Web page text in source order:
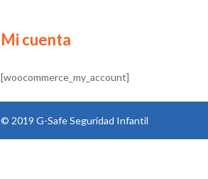
Mi cuenta
[woocommerce_my_account]
© 2019 G-Safe Seguridad Infantil